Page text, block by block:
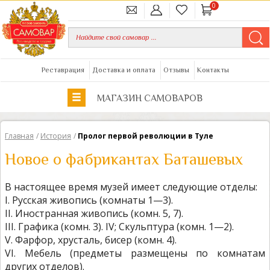
0
Реставрация Доставка и оплата Отзывы Контакты
МАГАЗИН САМОВАРОВ
Главная / История / Пролог первой революции в Туле
Новое о фабрикантах Баташевых
В настоящее время музей имеет следующие отделы:
I. Русская живопись (комнаты 1—3).
II. Иностранная живопись (комн. 5, 7).
III. Графика (комн. 3). IV; Скульптура (комн. 1—2).
V. Фарфор, хрусталь, бисер (комн. 4).
VI. Мебель (предметы размещены по комнатам
других отделов).